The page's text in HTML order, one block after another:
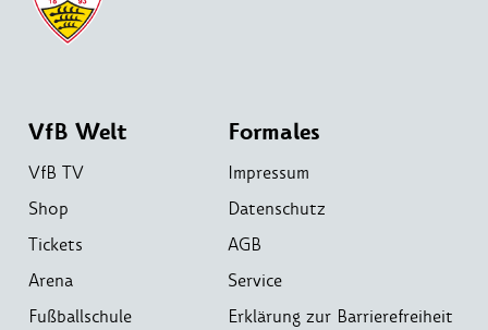
VfB Welt
VfB TV
Shop
Tickets
Arena
Fußballschule
Formales
Impressum
Datenschutz
AGB
Service
Erklärung zur Barrierefreiheit